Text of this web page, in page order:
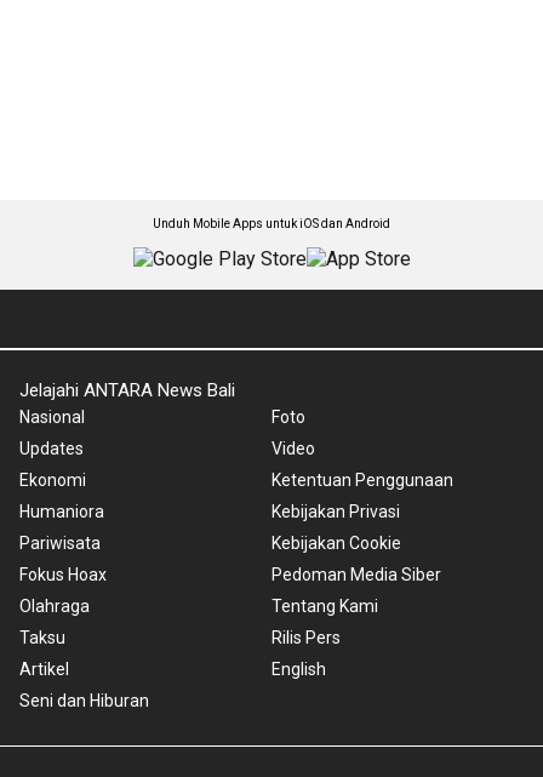
Unduh Mobile Apps untuk iOS dan Android
Jelajahi ANTARA News Bali
Nasional
Updates
Ekonomi
Humaniora
Pariwisata
Fokus Hoax
Olahraga
Taksu
Artikel
Seni dan Hiburan
Foto
Video
Ketentuan Penggunaan
Kebijakan Privasi
Kebijakan Cookie
Pedoman Media Siber
Tentang Kami
Rilis Pers
English